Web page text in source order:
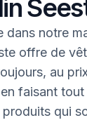
dans notre
offre de
au
faisant tout
qui